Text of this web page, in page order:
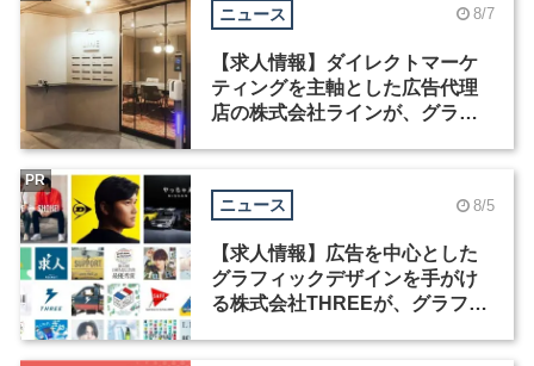
ニュース 8/7
【求人情報】ダイレクトマーケ
ティングを主軸とした広告代理
店の株式会社ラインが、グラフ
ニュース 8/5
【求人情報】広告を中心とした
グラフィックデザインを手がけ
る株式会社THREEが、グラフィ
PR